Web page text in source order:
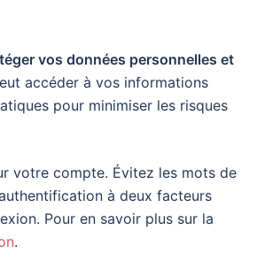
vos données personnelles et
accéder à vos informations
pour minimiser les risques
votre compte. Évitez les mots de
à deux facteurs
Pour en savoir plus sur la
.